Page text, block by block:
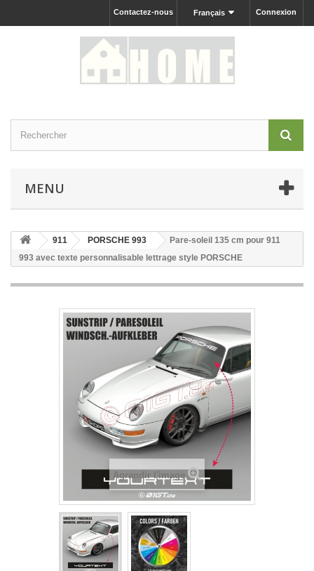
Connexion
Français
Contactez-nous
MENU
911 PORSCHE 993
Pare-soleil 135 cm pour 911
993 avec texte personnalisable lettrage style PORSCHE
Agrandir l'image